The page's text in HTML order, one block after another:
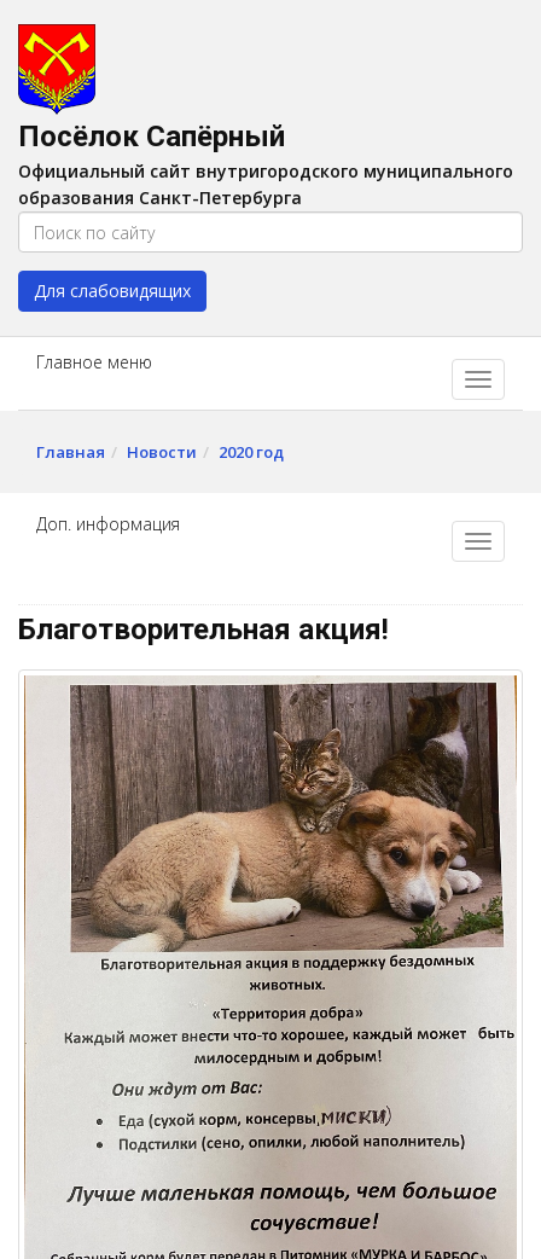
Изображения:
Цвет:A A
Посёлок Сапёрный
Официальный сайт внутригородского муниципального
образования Санкт-Петербурга
Для слабовидящих
Главное меню
Главная Новости 2020 год
Доп. информация
Благотворительная акция!